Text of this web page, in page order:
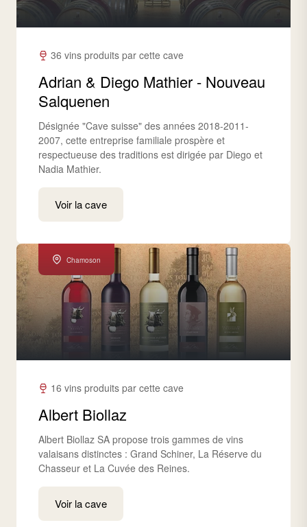
36 vins produits par cette cave
Adrian & Diego Mathier - Nouveau
Salquenen
Désignée "Cave suisse" des années 2018-2011-
2007, cette entreprise familiale prospère et
respectueuse des traditions est dirigée par Diego et
Nadia Mathier.
Voir la cave
Chamoson
16 vins produits par cette cave
Albert Biollaz
Albert Biollaz SA propose trois gammes de vins
valaisans distinctes : Grand Schiner, La Réserve du
Chasseur et La Cuvée des Reines.
Voir la cave